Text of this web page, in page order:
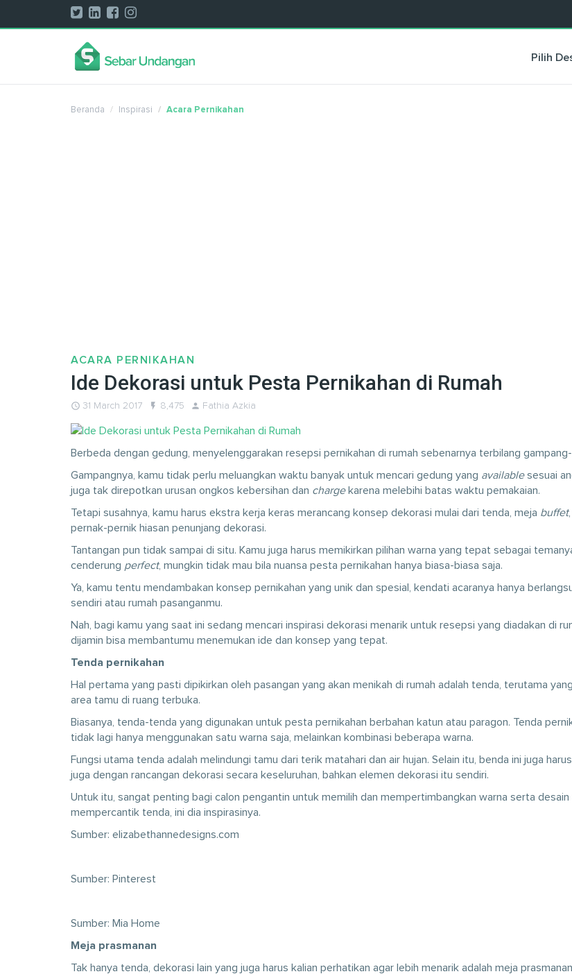
Pilih
Beranda Inspirasi Acara Pernikahan
ACARA PERNIKAHAN
Ide Dekorasi untuk Pesta Pernikahan di Rumah
query_builder 31 March 2017 flash_on 8,475 person Fathia Azkia
Berbeda dengan gedung, menyelenggarakan resepsi pernikahan di rumah sebenarnya terbilang
Gampangnya, kamu tidak perlu meluangkan waktu banyak untuk mencari gedung yang availablesesuai
juga tak direpotkan urusan ongkos kebersihan dan charge karena melebihi batas waktu pemakaian.
Tetapi susahnya, kamu harus ekstra kerja keras merancang konsep dekorasi mulai dari tenda, meja buffet
pernak-pernik hiasan penunjang dekorasi.
Tantangan pun tidak sampai di situ. Kamu juga harus memikirkan pilihan warna yang tepat sebagai
cenderung perfect, mungkin tidak mau bila nuansa pesta pernikahan hanya biasa-biasa saja.
Ya, kamu tentu mendambakan konsep pernikahan yang unik dan spesial, kendati acaranya hanya
sendiri atau rumah pasanganmu.
Nah, bagi kamu yang saat ini sedang mencari inspirasi dekorasi menarik untuk resepsi yang diadakan di
dijamin bisa membantumu menemukan ide dan konsep yang tepat.
Tenda pernikahan
Hal pertama yang pasti dipikirkan oleh pasangan yang akan menikah di rumah adalah tenda, terutama
area tamu di ruang terbuka.
Biasanya, tenda-tenda yang digunakan untuk pesta pernikahan berbahan katun atau paragon. Tenda
tidak lagi hanya menggunakan satu warna saja, melainkan kombinasi beberapa warna.
Fungsi utama tenda adalah melindungi tamu dari terik matahari dan air hujan. Selain itu, benda ini juga
juga dengan rancangan dekorasi secara keseluruhan, bahkan elemen dekorasi itu sendiri.
Untuk itu, sangat penting bagi calon pengantin untuk memilih dan mempertimbangkan warna serta desain
mempercantik tenda, ini dia inspirasinya.
Sumber: elizabethannedesigns.com
Sumber: Pinterest
Sumber: Mia Home
Meja prasmanan
Tak hanya tenda, dekorasi lain yang juga harus kalian perhatikan agar lebih menarik adalah meja